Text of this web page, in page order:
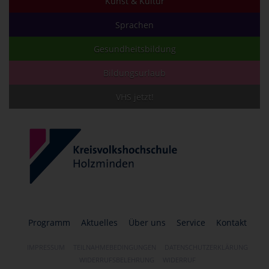
Sprachen
Gesundheitsbildung
Bildungsurlaub
VHS jetzt!
Programm Aktuelles Über uns Service Kontakt